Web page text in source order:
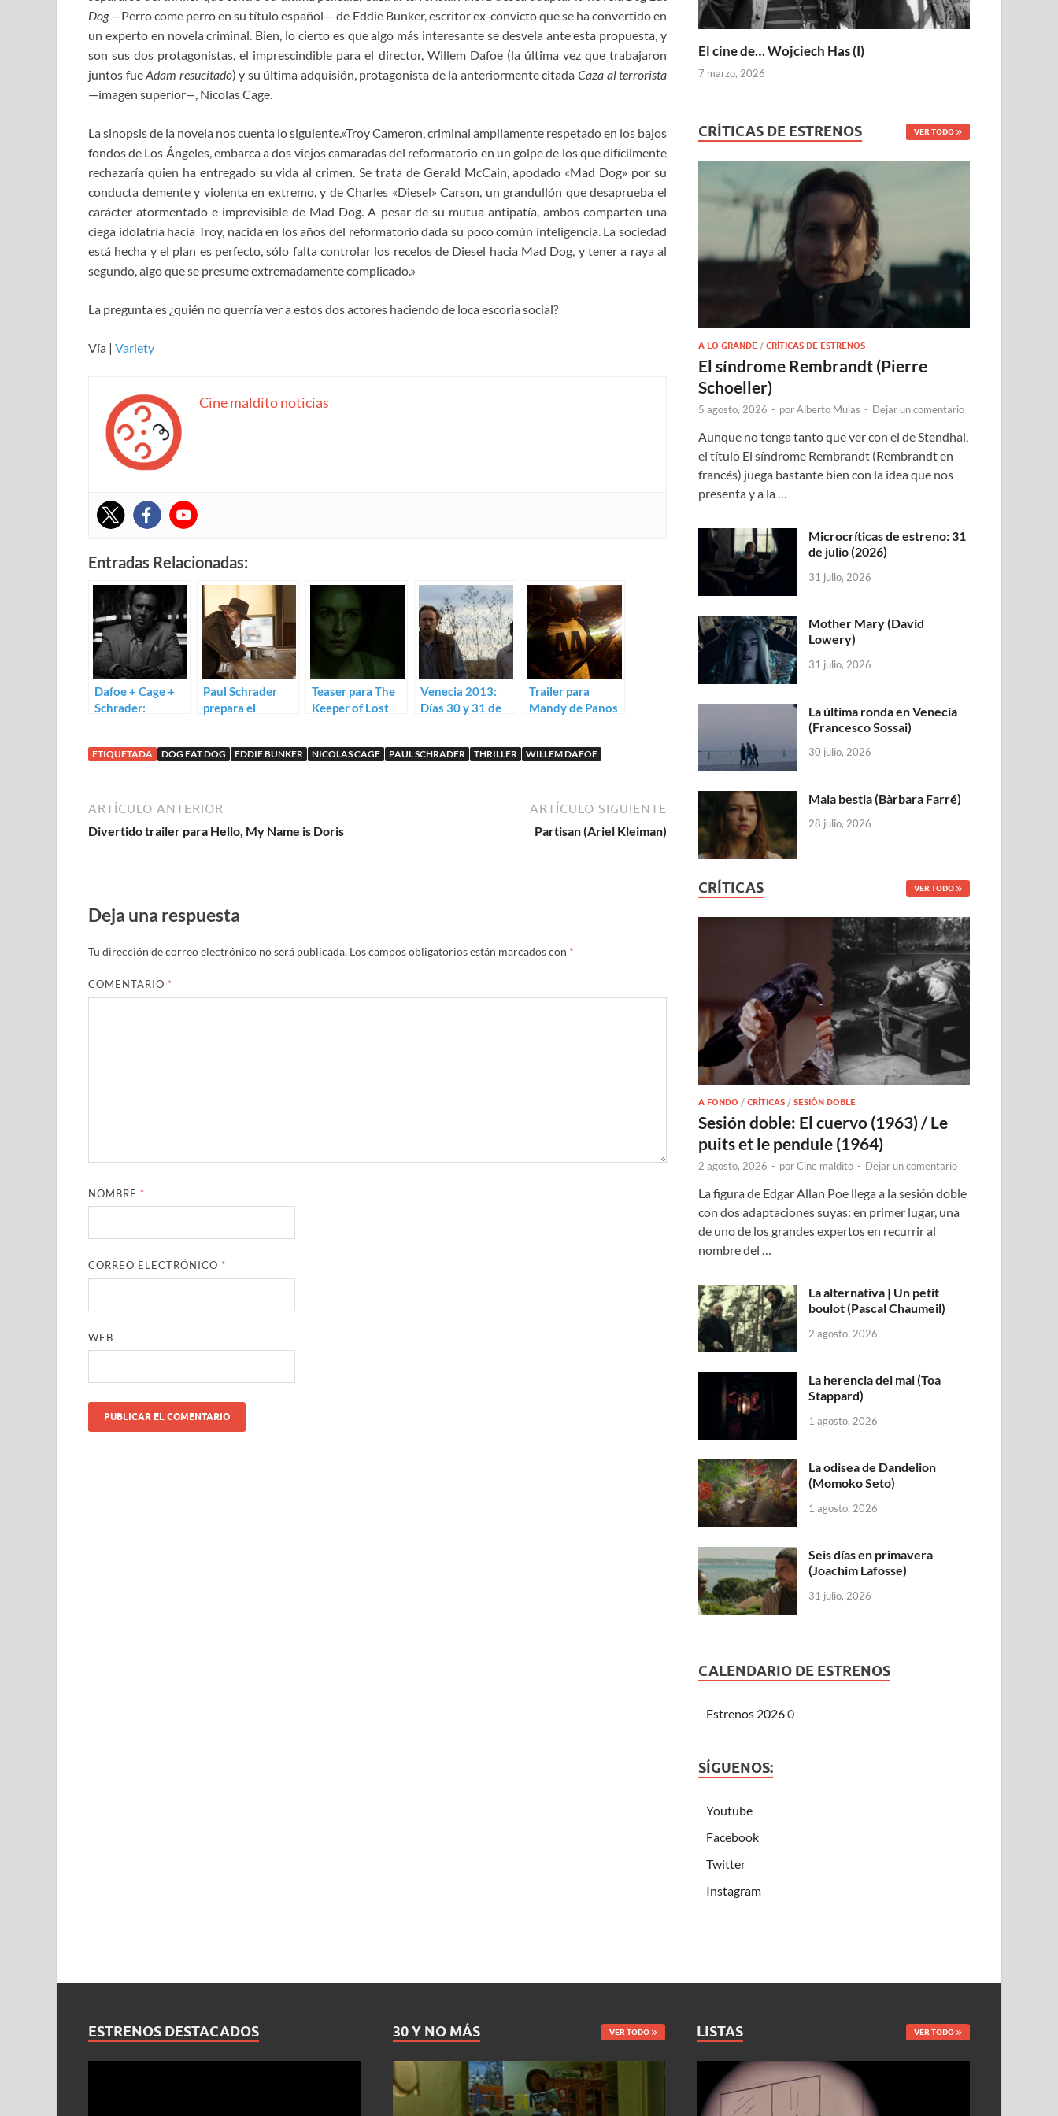
Dog—Perro come perro en su título español— de Eddie Bunker, escritor ex-convicto que se ha convertido en
un experto en novela criminal. Bien, lo cierto es que algo más interesante se desvela ante esta propuesta, y
son sus dos protagonistas, el imprescindible para el director, Willem Dafoe (la última vez que trabajaron
juntos fueAdam resucitado) y su última adquisión, protagonista de la anteriormente citada Caza al terrorista
—imagen superior—, Nicolas Cage.
La sinopsis de la novela nos cuenta lo siguiente.«Troy Cameron, criminal ampliamente respetado en los bajos
fondos de Los Ángeles, embarca a dos viejos camaradas del reformatorio en un golpe de los que difícilmente
rechazaría quien ha entregado su vida al crimen. Se trata de Gerald McCain, apodado «Mad Dog» por su
conducta demente y violenta en extremo, y de Charles «Diesel» Carson, un grandullón que desaprueba el
carácter atormentado e imprevisible de Mad Dog. A pesar de su mutua antipatía, ambos comparten una
ciega idolatría hacia Troy, nacida en los años del reformatorio dada su poco común inteligencia. La sociedad
está hecha y el plan es perfecto, sólo falta controlar los recelos de Diesel hacia Mad Dog, y tener a raya al
segundo, algo que se presume extremadamente complicado.»
La pregunta es ¿quién no querría ver a estos dos actores haciendo de loca escoria social?
Vía | Variety
Cine maldito noticias
Entradas Relacionadas:
Dafoe + Cage +
Schrader:
Paul Schrader
prepara el
con Ethan Hawke
Teaser para The
Keeper of Lost
Venecia 2013:
Días 30 y 31 de
Trailer para
Mandy de Panos
ETIQUETADA DOG EAT DOG EDDIE BUNKER NICOLAS CAGE PAUL SCHRADER THRILLER WILLEM DAFOE
ARTÍCULO ANTERIOR
Divertido trailer para Hello, My Name is Doris
ARTÍCULO SIGUIENTE
Partisan (Ariel Kleiman)
Deja una respuesta
Tu dirección de correo electrónico no será publicada. Los campos obligatorios están marcados con *
COMENTARIO *
NOMBRE *
CORREO ELECTRÓNICO *
WEB
El cine de… Wojciech Has (I)
7 marzo, 2026
CRÍTICAS DE ESTRENOS VER TODO
A LO GRANDE /CRÍTICAS DE ESTRENOS
El síndrome Rembrandt (Pierre
Schoeller)
5 agosto, 2026 - porAlberto Mulas - Dejar un comentario
Aunque no tenga tanto que ver con el de Stendhal,
el título El síndrome Rembrandt (Rembrandt en
francés) juega bastante bien con la idea que nos
presenta y a la …
Microcríticas de estreno: 31
de julio (2026)
31 julio, 2026
Mother Mary (David
Lowery)
31 julio, 2026
La última ronda en Venecia
(Francesco Sossai)
30 julio, 2026
Mala bestia (Bàrbara Farré)
28 julio, 2026
CRÍTICAS VER TODO
A FONDO /CRÍTICAS /SESIÓN DOBLE
Sesión doble: El cuervo (1963) / Le
puits et le pendule (1964)
2 agosto, 2026 - porCine maldito - Dejar un comentario
La figura de Edgar Allan Poe llega a la sesión doble
con dos adaptaciones suyas: en primer lugar, una
de uno de los grandes expertos en recurrir al
nombre del …
La alternativa | Un petit
boulot (Pascal Chaumeil)
2 agosto, 2026
La herencia del mal (Toa
Stappard)
1 agosto, 2026
La odisea de Dandelion
(Momoko Seto)
1 agosto, 2026
Seis días en primavera
(Joachim Lafosse)
31 julio, 2026
CALENDARIO DE ESTRENOS
Estrenos 20260
SÍGUENOS:
Youtube
Facebook
Twitter
Instagram
ESTRENOS DESTACADOS 30 Y NO MÁS VER TODO LISTAS VER TODO